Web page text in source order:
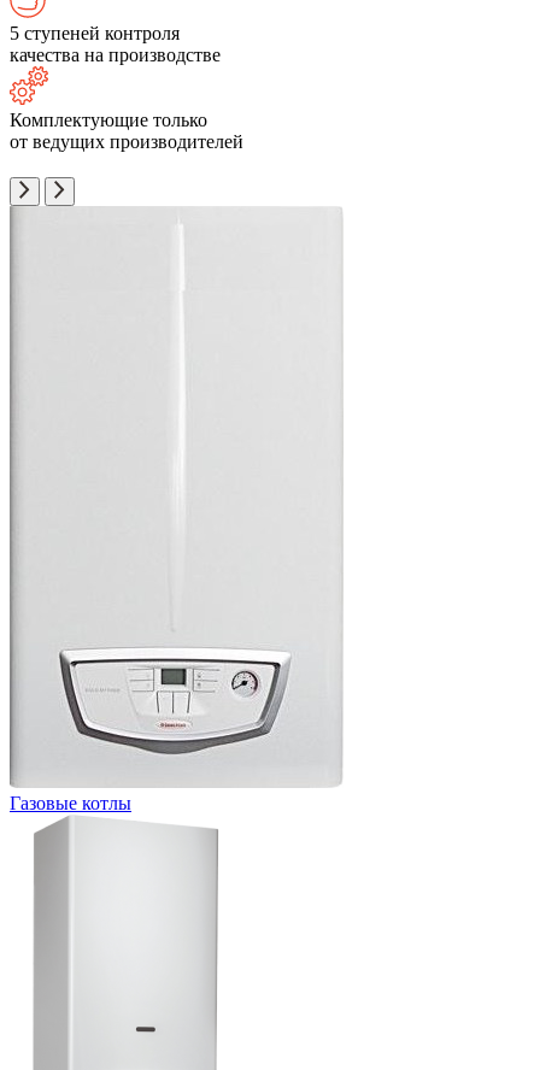
5 ступеней контроля
качества на производстве
Комплектующие только
от ведущих производителей
Газовые котлы